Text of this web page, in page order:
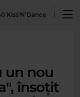
Kiss'N'Dance
un nou
însoțit